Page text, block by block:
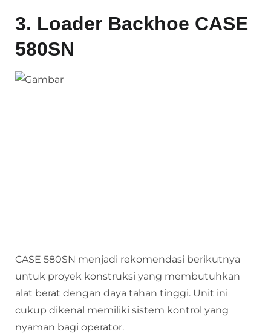
3. Loader Backhoe CASE
580SN
CASE 580SN menjadi rekomendasi berikutnya
untuk proyek konstruksi yang membutuhkan
alat berat dengan daya tahan tinggi. Unit ini
cukup dikenal memiliki sistem kontrol yang
nyaman bagi operator.